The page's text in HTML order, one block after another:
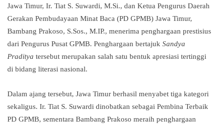
Jawa Timur, Ir. Tiat S. Suwardi, M.Si., dan Ketua Pengurus Daerah
Gerakan Pembudayaan Minat Baca (PD GPMB) Jawa Timur,
Bambang Prakoso, S.Sos., M.IP., menerima penghargaan prestisius
dari Pengurus Pusat GPMB. Penghargaan bertajuk Sandya
Praditya tersebut merupakan salah satu bentuk apresiasi tertinggi
di bidang literasi nasional.
Dalam ajang tersebut, Jawa Timur berhasil menyabet tiga kategori
sekaligus. Ir. Tiat S. Suwardi dinobatkan sebagai Pembina Terbaik
PD GPMB, sementara Bambang Prakoso meraih penghargaan